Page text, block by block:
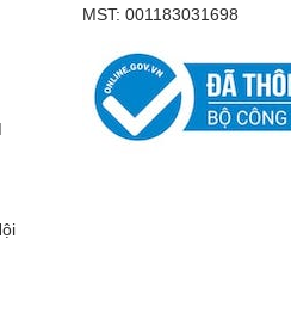
MST: 001183031698